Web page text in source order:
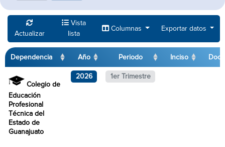
Actualizar
Vista
lista
Columnas Exportar datos
Dependencia Año Periodo Inciso
Colegio de
Educación
Profesional
Técnica del
Estado de
Guanajuato
2026 1er Trimestre